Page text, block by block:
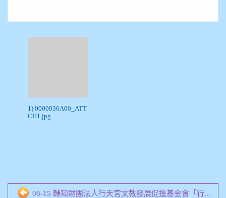
1) 0000036A00_ATT
CH1.jpg
08-15 轉知財團法人行天宮文教發展促進基金會「行...